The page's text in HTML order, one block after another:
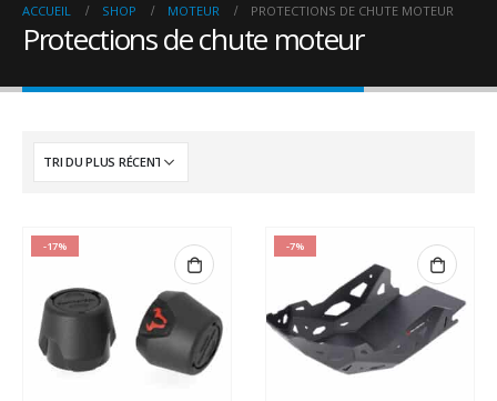
ACCUEIL SHOP MOTEUR PROTECTIONS DE CHUTE MOTEUR
Protections de chute moteur
-17% -7%